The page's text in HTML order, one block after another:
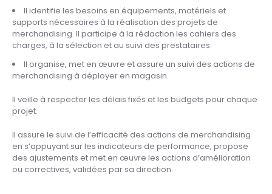
Il identifie les besoins en équipements, matériels et
supports nécessaires à la réalisation des projets de
merchandising. Il participe à la rédaction les cahiers des
charges, à la sélection et au suivi des prestataires.
Il organise, met en œuvre et assure un suivi des actions de
merchandising à déployer en magasin.
Il veille à respecter les délais fixés et les budgets pour chaque
projet.
Il assure le suivi de l’efficacité des actions de merchandising
en s’appuyant sur les indicateurs de performance, propose
des ajustements et met en œuvre les actions d’amélioration
ou correctives, validées par sa direction.